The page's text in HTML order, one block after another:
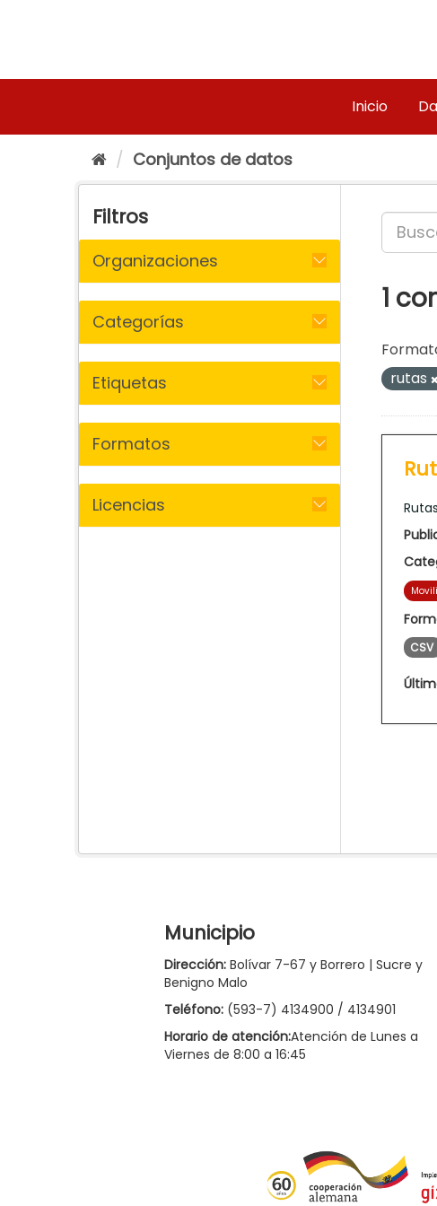
Inicio
Conjuntos de datos
Filtros
Organizaciones
Categorías
Etiquetas
Formatos
Licencias
1
rutas
CSV
Municipio
Dirección: Bolívar 7-67 y Borrero | Sucre y
Benigno Malo
Teléfono: (593-7) 4134900 / 4134901
Horario de atención:Atención de Lunes a
Viernes de 8:00 a 16:45